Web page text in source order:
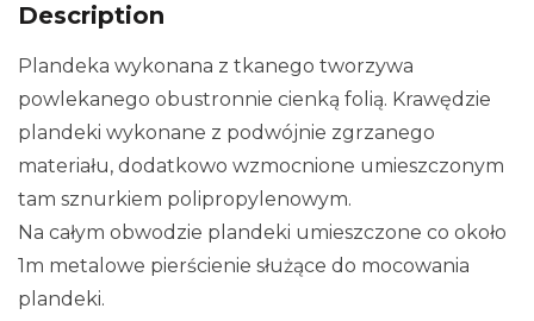
Description
Plandeka wykonana z tkanego tworzywa
powlekanego obustronnie cienką folią. Krawędzie
plandeki wykonane z podwójnie zgrzanego
materiału, dodatkowo wzmocnione umieszczonym
tam sznurkiem polipropylenowym.
Na całym obwodzie plandeki umieszczone co około
1m metalowe pierścienie służące do mocowania
plandeki.